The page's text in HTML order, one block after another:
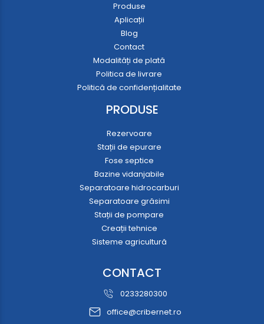
Produse
Aplicații
Blog
Contact
Modalități de plată
Politica de livrare
Politică de confidențialitate
PRODUSE
Rezervoare
Stații de epurare
Fose septice
Bazine vidanjabile
Separatoare hidrocarburi
Separatoare grăsimi
Stații de pompare
Creații tehnice
Sisteme agricultură
CONTACT
0233280300
office@cribernet.ro